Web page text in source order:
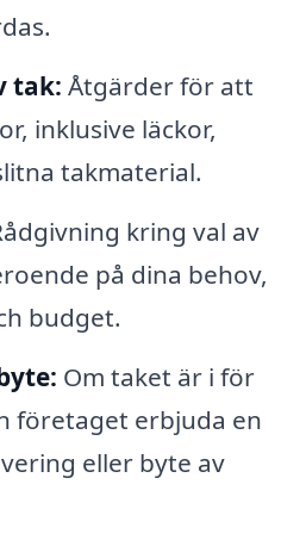
tak: Åtgärder för att
inklusive läckor,
takmaterial.
kring val av
på dina behov,
budget.
Om taket är i för
företaget erbjuda en
eller byte av